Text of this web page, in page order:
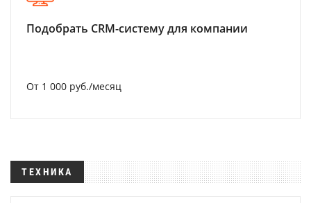
Подобрать CRM-систему для компании
От 1 000 руб./месяц
ТЕХНИКА